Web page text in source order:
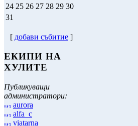
24 25 26 27 28 29 30
31
[ добави събитие ]
ЕКИПИ НА
ХУЛИТЕ
Публикуващи
администратори:
aurora
alfa_c
viatarna